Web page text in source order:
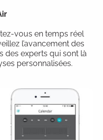
vous en temps réel
l’avancement des
des experts qui sont là
personnalisées.